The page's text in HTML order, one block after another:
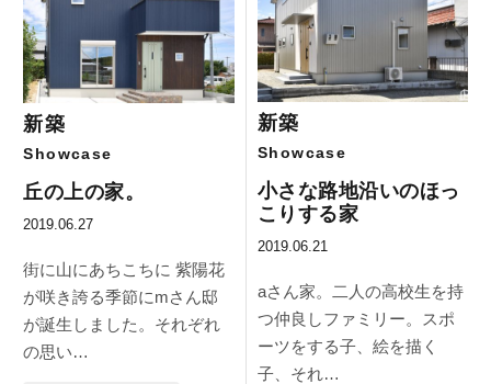
新築
Showcase
丘の上の家。
2019.06.27
街に山にあちこちに 紫陽花
が咲き誇る季節にmさん邸
が誕生しました。それぞれ
の思い…
新築
Showcase
小さな路地沿いのほっ
こりする家
2019.06.21
aさん家。二人の高校生を持
つ仲良しファミリー。スポ
ーツをする子、絵を描く
子、それ…